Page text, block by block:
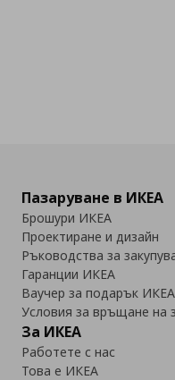
Пазаруване в ИКЕА
Брошури ИКЕА
Проектиране и дизайн
Ръководства за
Гаранции ИКЕА
Ваучер за подарък ИКЕА
Условия за връщане на
За ИКЕА
Работете с нас
Това е ИКЕА